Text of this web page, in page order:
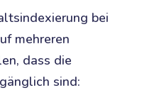
bei
mehreren
dass die
sind: